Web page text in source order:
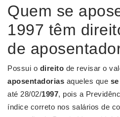
Quem se
1997 têm
de
Possui o direito de revisar o
aposentadorias aqueles que
até 28/02/1997, pois a
índice correto nos salários de